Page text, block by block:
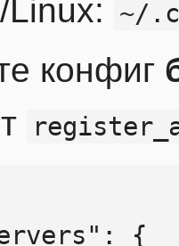
Linux: ~/
конфиг